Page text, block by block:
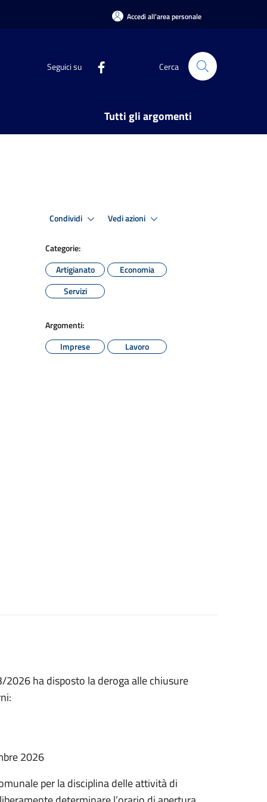
Accedi all'area personale
Seguici su Cerca
Tutti gli argomenti
Condividi Vedi azioni
Categorie:
Artigianato
Economia
Servizi
Argomenti:
Imprese
Lavoro
ha disposto la deroga alle chiusure
2026
per la disciplina delle attività di